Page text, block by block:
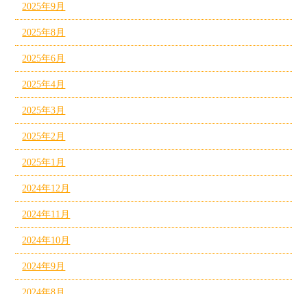
2025年9月
2025年8月
2025年6月
2025年4月
2025年3月
2025年2月
2025年1月
2024年12月
2024年11月
2024年10月
2024年9月